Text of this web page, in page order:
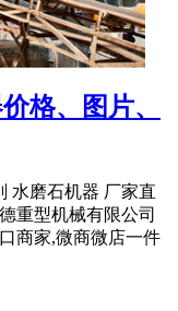
格、图片、
水磨石机器 厂家直
重型机械有限公司
商家,微商微店一件